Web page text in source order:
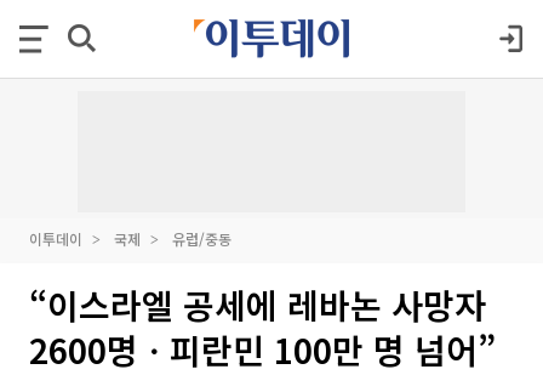
이투데이 국제 유럽/중동
“이스라엘 공세에 레바논 사망자
2600명ㆍ피란민 100만 명 넘어”